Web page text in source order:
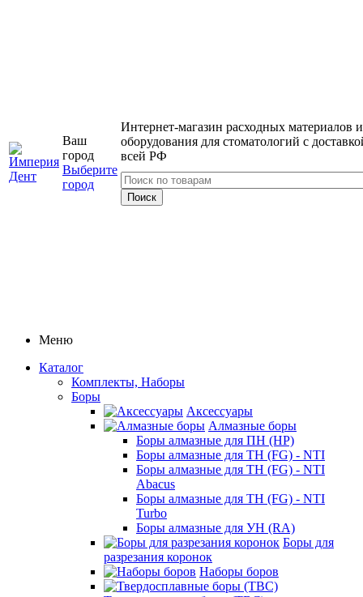
Ваш
город
Выберите
город
Интернет-магазин расходных материалов и
оборудования для стоматологий с
всей РФ
Меню
Каталог
Комплекты, Наборы
Боры
Аксессуары
Алмазные боры
Боры алмазные для ПН (HP)
Боры алмазные для ТН (FG) - NTI
Боры алмазные для ТН (FG) - NTI
Abacus
Боры алмазные для ТН (FG) - NTI
Turbo
Боры алмазные для УН (RA)
Боры для
разрезания коронок
Наборы боров